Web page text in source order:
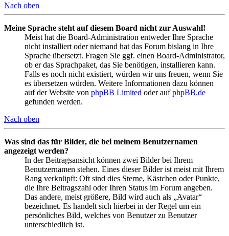
Nach oben
Meine Sprache steht auf diesem Board nicht zur Auswahl!
Meist hat die Board-Administration entweder Ihre Sprache
nicht installiert oder niemand hat das Forum bislang in Ihre
Sprache übersetzt. Fragen Sie ggf. einen Board-Administrator,
ob er das Sprachpaket, das Sie benötigen, installieren kann.
Falls es noch nicht existiert, würden wir uns freuen, wenn Sie
es übersetzen würden. Weitere Informationen dazu können
auf der Website von phpBB Limited oder aufphpBB.de
gefunden werden.
Nach oben
Was sind das für Bilder, die bei meinem Benutzernamen
angezeigt werden?
In der Beitragsansicht können zwei Bilder bei Ihrem
Benutzernamen stehen. Eines dieser Bilder ist meist mit Ihrem
Rang verknüpft: Oft sind dies Sterne, Kästchen oder Punkte,
die Ihre Beitragszahl oder Ihren Status im Forum angeben.
Das andere, meist größere, Bild wird auch als „Avatar“
bezeichnet. Es handelt sich hierbei in der Regel um ein
persönliches Bild, welches von Benutzer zu Benutzer
unterschiedlich ist.